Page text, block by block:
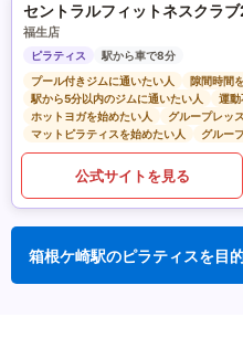
セントラルフィットネスクラ
福生店
ピラティス
駅から車で8分
プール付きジムに通いたい人
隙間時間
駅から5分以内のジムに通いたい人
運動
ホットヨガを始めたい人
グループレッ
マットピラティスを始めたい人
グルー
公式サイトを見る
箱根ケ崎駅のピラティスを目